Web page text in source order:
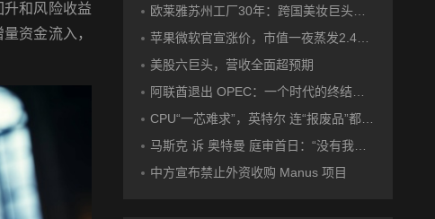
升和风险收益
资金流入，
欧莱雅苏州工厂30年：跨国美妆巨头的中国制造样本
苹果微软官宣涨价，市值一夜蒸发2.4万亿
美股六巨头，营收全面超预期
阿联酋退出 OPEC：一个时代的终结，还是更大分裂的开始？
CPU“一芯难求”，英特尔 连“报废品”都拿出来卖了
马斯克 诉 奥特曼 庭审首日：“没有我就没有 OpenAI ”
中方宣布禁止外资收购 Manus 项目